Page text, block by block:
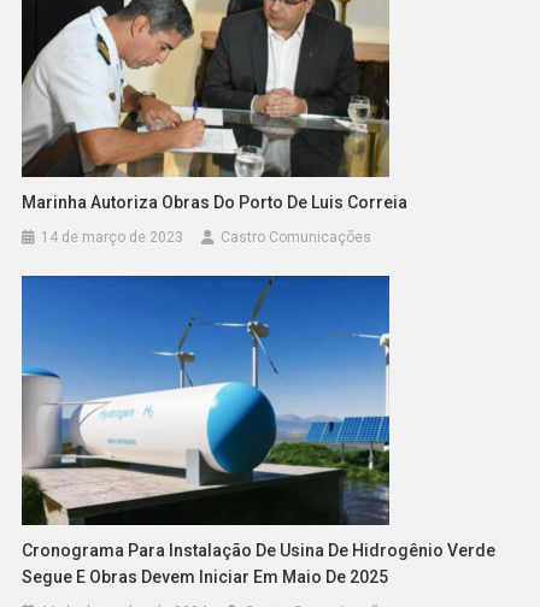
Marinha Autoriza Obras Do Porto De Luis Correia
14 de março de 2023 Castro Comunicações
Cronograma Para Instalação De Usina De Hidrogênio Verde
Segue E Obras Devem Iniciar Em Maio De 2025